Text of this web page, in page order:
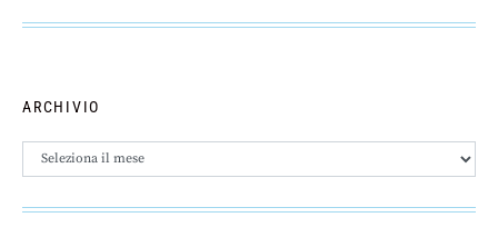
ARCHIVIO
Archivio